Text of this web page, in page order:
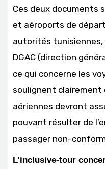
Ces deux documents
et aéroports de
autorités
DGAC (direction
ce qui concerne les
soulignent clairement
aériennes devront
pouvant résulter de
passager non-
L’inclusive-tour